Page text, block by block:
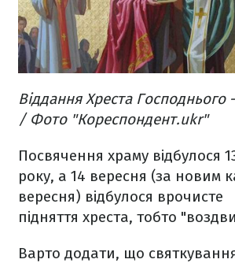
Віддання Хреста Господнього
/ Фото "Кореспондент.ukr"
Посвячення храму відбулося
року, а 14 вересня (за новим
вересня) відбулося врочисте
підняття хреста, тобто
Варто додати, що